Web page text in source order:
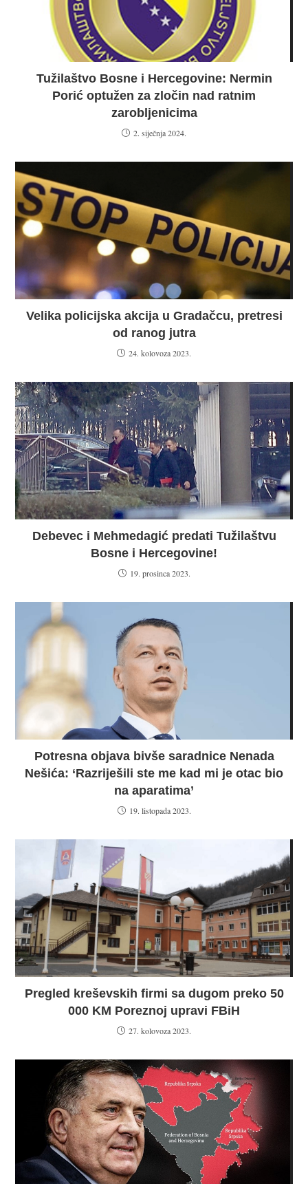
Tužilaštvo Bosne i Hercegovine: Nermin
Porić optužen za zločin nad ratnim
zarobljenicima
2. siječnja 2024.
Velika policijska akcija u Gradačcu, pretresi
od ranog jutra
24. kolovoza 2023.
Debevec i Mehmedagić predati Tužilaštvu
Bosne i Hercegovine!
19. prosinca 2023.
Potresna objava bivše saradnice Nenada
Nešića: ‘Razriješili ste me kad mi je otac bio
na aparatima’
19. listopada 2023.
Pregled kreševskih firmi sa dugom preko 50
000 KM Poreznoj upravi FBiH
27. kolovoza 2023.